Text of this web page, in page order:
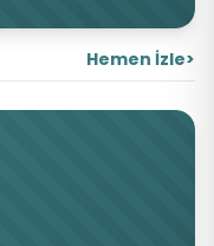
Hemen İzle>